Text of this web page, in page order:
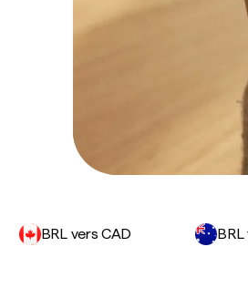
BRL vers CAD BRL